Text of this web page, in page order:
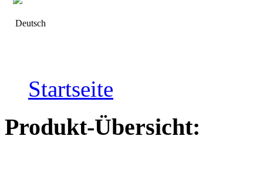
Deutsch
Startseite
Produkt-Übersicht: